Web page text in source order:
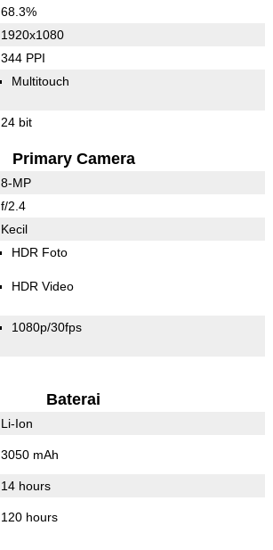
68.3%
1920x1080
344 PPI
Multitouch
24 bit
Primary Camera
8-MP
f/2.4
Kecil
HDR Foto
HDR Video
1080p/30fps
Baterai
Li-Ion
3050 mAh
14 hours
120 hours